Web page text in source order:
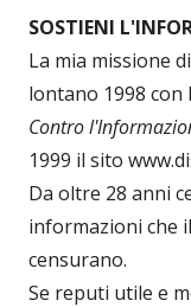
SOSTIENI
La mia missione di
lontano 1998 con
Contro
1999 il sito
Da oltre 28 anni
informazioni che
censurano.
Se reputi utile e